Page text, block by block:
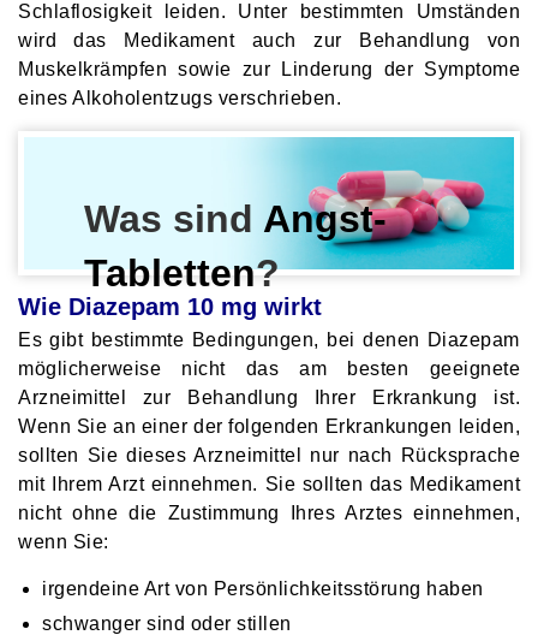
Schlaflosigkeit leiden. Unter bestimmten Umständen
wird das Medikament auch zur Behandlung von
Muskelkrämpfen sowie zur Linderung der Symptome
eines Alkoholentzugs verschrieben.
Was sind Angst-
Tabletten?
Wie Diazepam 10 mg wirkt
Es gibt bestimmte Bedingungen, bei denen Diazepam
möglicherweise nicht das am besten geeignete
Arzneimittel zur Behandlung Ihrer Erkrankung ist.
Wenn Sie an einer der folgenden Erkrankungen leiden,
sollten Sie dieses Arzneimittel nur nach Rücksprache
mit Ihrem Arzt einnehmen. Sie sollten das Medikament
nicht ohne die Zustimmung Ihres Arztes einnehmen,
wenn Sie:
irgendeine Art von Persönlichkeitsstörung haben
schwanger sind oder stillen